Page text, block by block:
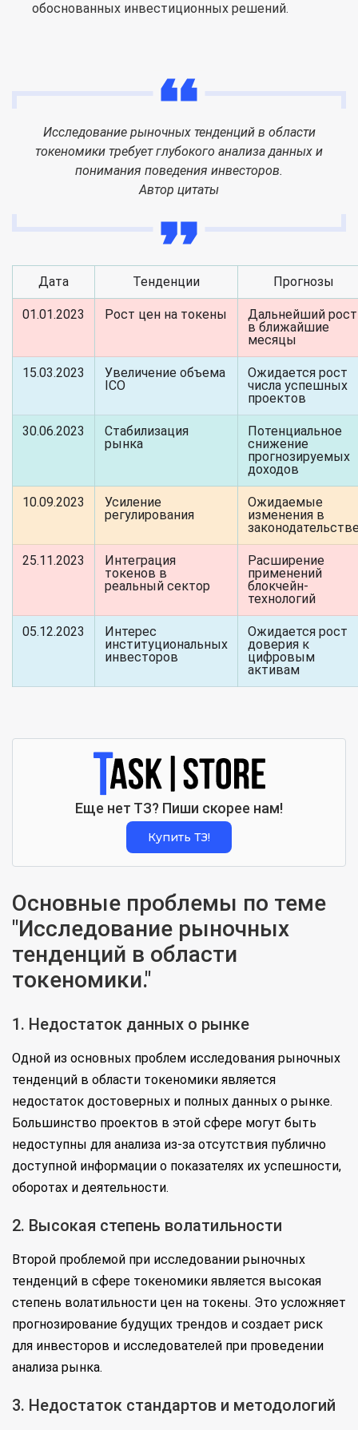
обоснованных инвестиционных решений.
Исследование рыночных тенденций в области
токеномики требует глубокого анализа данных и
понимания поведения инвесторов.
Автор цитаты
Дата Тенденции Прогнозы
01.01.2023 Рост цен на токены
Дальнейший рост
в ближайшие
месяцы
15.03.2023
Увеличение объема
ICO
Ожидается рост
числа успешных
проектов
30.06.2023
Стабилизация
рынка
Потенциальное
снижение
прогнозируемых
доходов
10.09.2023
Усиление
регулирования
Ожидаемые
изменения в
25.11.2023
Интеграция
токенов в
реальный сектор
Расширение
применений
блокчейн-
технологий
05.12.2023
Интерес
институциональных
инвесторов
Ожидается рост
доверия к
цифровым
активам
Еще нет ТЗ? Пиши скорее нам!
Купить ТЗ!
Основные проблемы по теме
"Исследование рыночных
тенденций в области
токеномики."
1. Недостаток данных о рынке
Одной из основных проблем исследования рыночных
тенденций в области токеномики является
недостаток достоверных и полных данных о рынке.
Большинство проектов в этой сфере могут быть
недоступны для анализа из-за отсутствия публично
доступной информации о показателях их успешности,
оборотах и деятельности.
2. Высокая степень волатильности
Второй проблемой при исследовании рыночных
тенденций в сфере токеномики является высокая
степень волатильности цен на токены. Это усложняет
прогнозирование будущих трендов и создает риск
для инвесторов и исследователей при проведении
анализа рынка.
3. Недостаток стандартов и методологий